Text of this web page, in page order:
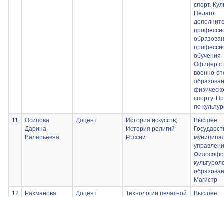
спорт.
Педагог
обучения
Офицер с
военно-
спорту.
по
11
Осипова
Дарина
Валерьевна
Доцент
История искусств;
История религий
России
Высшее
Магистр
12
Рахманова Доцент Технологии печатной Высшее